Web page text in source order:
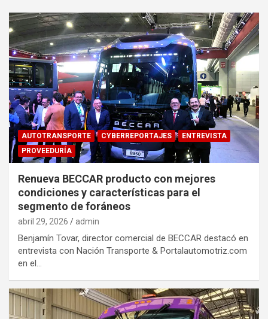
AUTOTRANSPORTE CYBERREPORTAJES
ENTREVISTA
PROVEEDURÍA
Renueva BECCAR producto con mejores
condiciones y características para el
segmento de foráneos
abril 29, 2026 admin
Benjamín Tovar, director comercial de BECCAR destacó en
entrevista con Nación Transporte & Portalautomotriz.com
en el…